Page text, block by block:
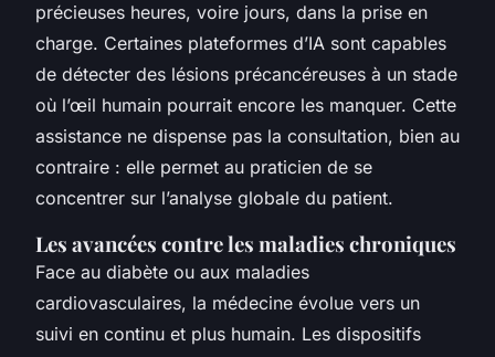
précieuses heures, voire jours, dans la prise en
charge. Certaines plateformes d’IA sont capables
de détecter des lésions précancéreuses à un stade
où l’œil humain pourrait encore les manquer. Cette
assistance ne dispense pas la consultation, bien au
contraire : elle permet au praticien de se
concentrer sur l’analyse globale du patient.
Les avancées contre les maladies chroniques
Face au diabète ou aux maladies
cardiovasculaires, la médecine évolue vers un
suivi en continu et plus humain. Les dispositifs